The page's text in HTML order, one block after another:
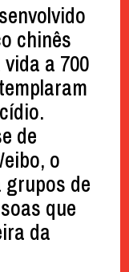
chinês
a 700
de
o
de
que
da